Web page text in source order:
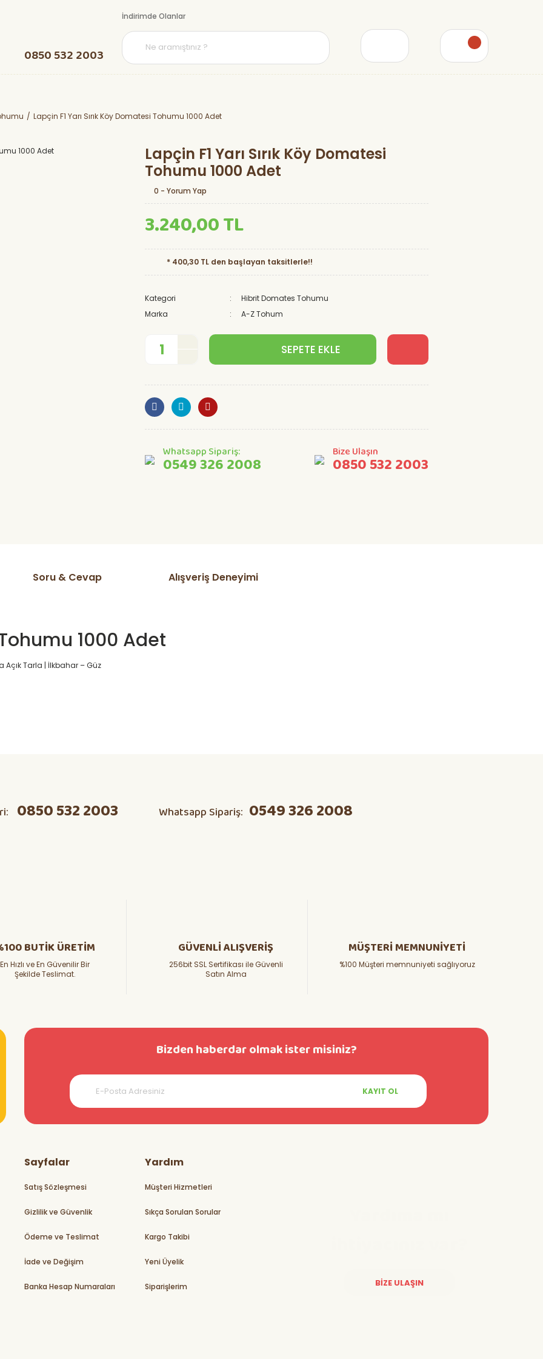
0850 532 2003
İndirimde Olanlar
Lapçin F1 Yarı Sırık Köy Domatesi Tohumu 1000 Adet
Lapçin F1 Yarı Sırık Köy Domatesi
Tohumu 1000 Adet
0 - Yorum Yap
3.240,00 TL
* 400,30 TL den başlayan taksitlerle!!
Kategori
Hibrit Domates Tohumu
Marka
A-Z Tohum
SEPETE EKLE
Whatsapp Sipariş:
0549 326 2008
Bize Ulaşın
0850 532 2003
Soru & Cevap Alışveriş Deneyimi
1000 Adet
Açık Tarla | İlkbahar – Güz
Yorum Yaz
Diğer yorumları göster
0850 532 2003 Whatsapp Sipariş: 0549 326 2008
BUTİK ÜRETİM
En Hızlı ve En Güvenilir Bir
Şekilde Teslimat.
GÜVENLİ ALIŞVERİŞ
256bit SSL Sertifikası ile Güvenli
Satın Alma
MÜŞTERİ MEMNUNİYETİ
%100 Müşteri memnuniyeti sağlıyoruz
Bizden haberdar olmak ister misiniz?
KAYIT OL
Sayfalar
Satış Sözleşmesi
Gizlilik ve Güvenlik
Ödeme ve Teslimat
İade ve Değişim
Banka Hesap Numaraları
Yardım
Müşteri Hizmetleri
Sıkça Sorulan Sorular
Kargo Takibi
Yeni Üyelik
Siparişlerim BİZE ULAŞIN